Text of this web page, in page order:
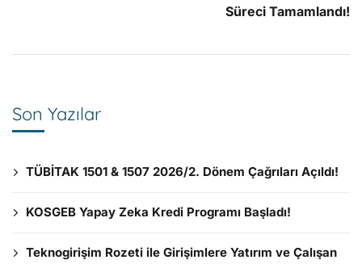
Süreci Tamamlandı!
Son Yazılar
TÜBİTAK 1501 & 1507 2026/2. Dönem Çağrıları Açıldı!
KOSGEB Yapay Zeka Kredi Programı Başladı!
Teknogirişim Rozeti ile Girişimlere Yatırım ve Çalışan